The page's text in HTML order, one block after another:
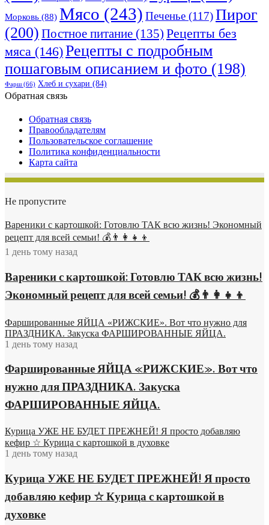
Морковь (88) Мясо (243) Печенье (117)Пирог
(200) Постное питание (135) Рецепты без
мяса (146)Рецепты с подробным
пошаговым описанием и фото (198)
Фарш(66) Хлеб и сухари (84)
Обратная связь
Обратная связь
Правообладателям
Пользовательское соглашение
Политика конфиденциальности
Карта сайта
Не пропустите
Вареники с картошкой: Готовлю ТАК всю жизнь! Экономный
рецепт для всей семьи! 💰👨👩👧👦
1 день тому назад
Вареники с картошкой: Готовлю ТАК всю жизнь!
Экономный рецепт для всей семьи! 💰👨👩👧👦
Фаршированные ЯЙЦА «РИЖСКИЕ». Вот что нужно для
ПРАЗДНИКА. Закуска ФАРШИРОВАННЫЕ ЯЙЦА.
1 день тому назад
Фаршированные ЯЙЦА «РИЖСКИЕ». Вот что
нужно для ПРАЗДНИКА. Закуска
ФАРШИРОВАННЫЕ ЯЙЦА.
Курица УЖЕ НЕ БУДЕТ ПРЕЖНЕЙ! Я просто добавляю
кефир ☆ Курица с картошкой в духовке
1 день тому назад
Курица УЖЕ НЕ БУДЕТ ПРЕЖНЕЙ! Я просто
добавляю кефир ☆ Курица с картошкой в
духовке